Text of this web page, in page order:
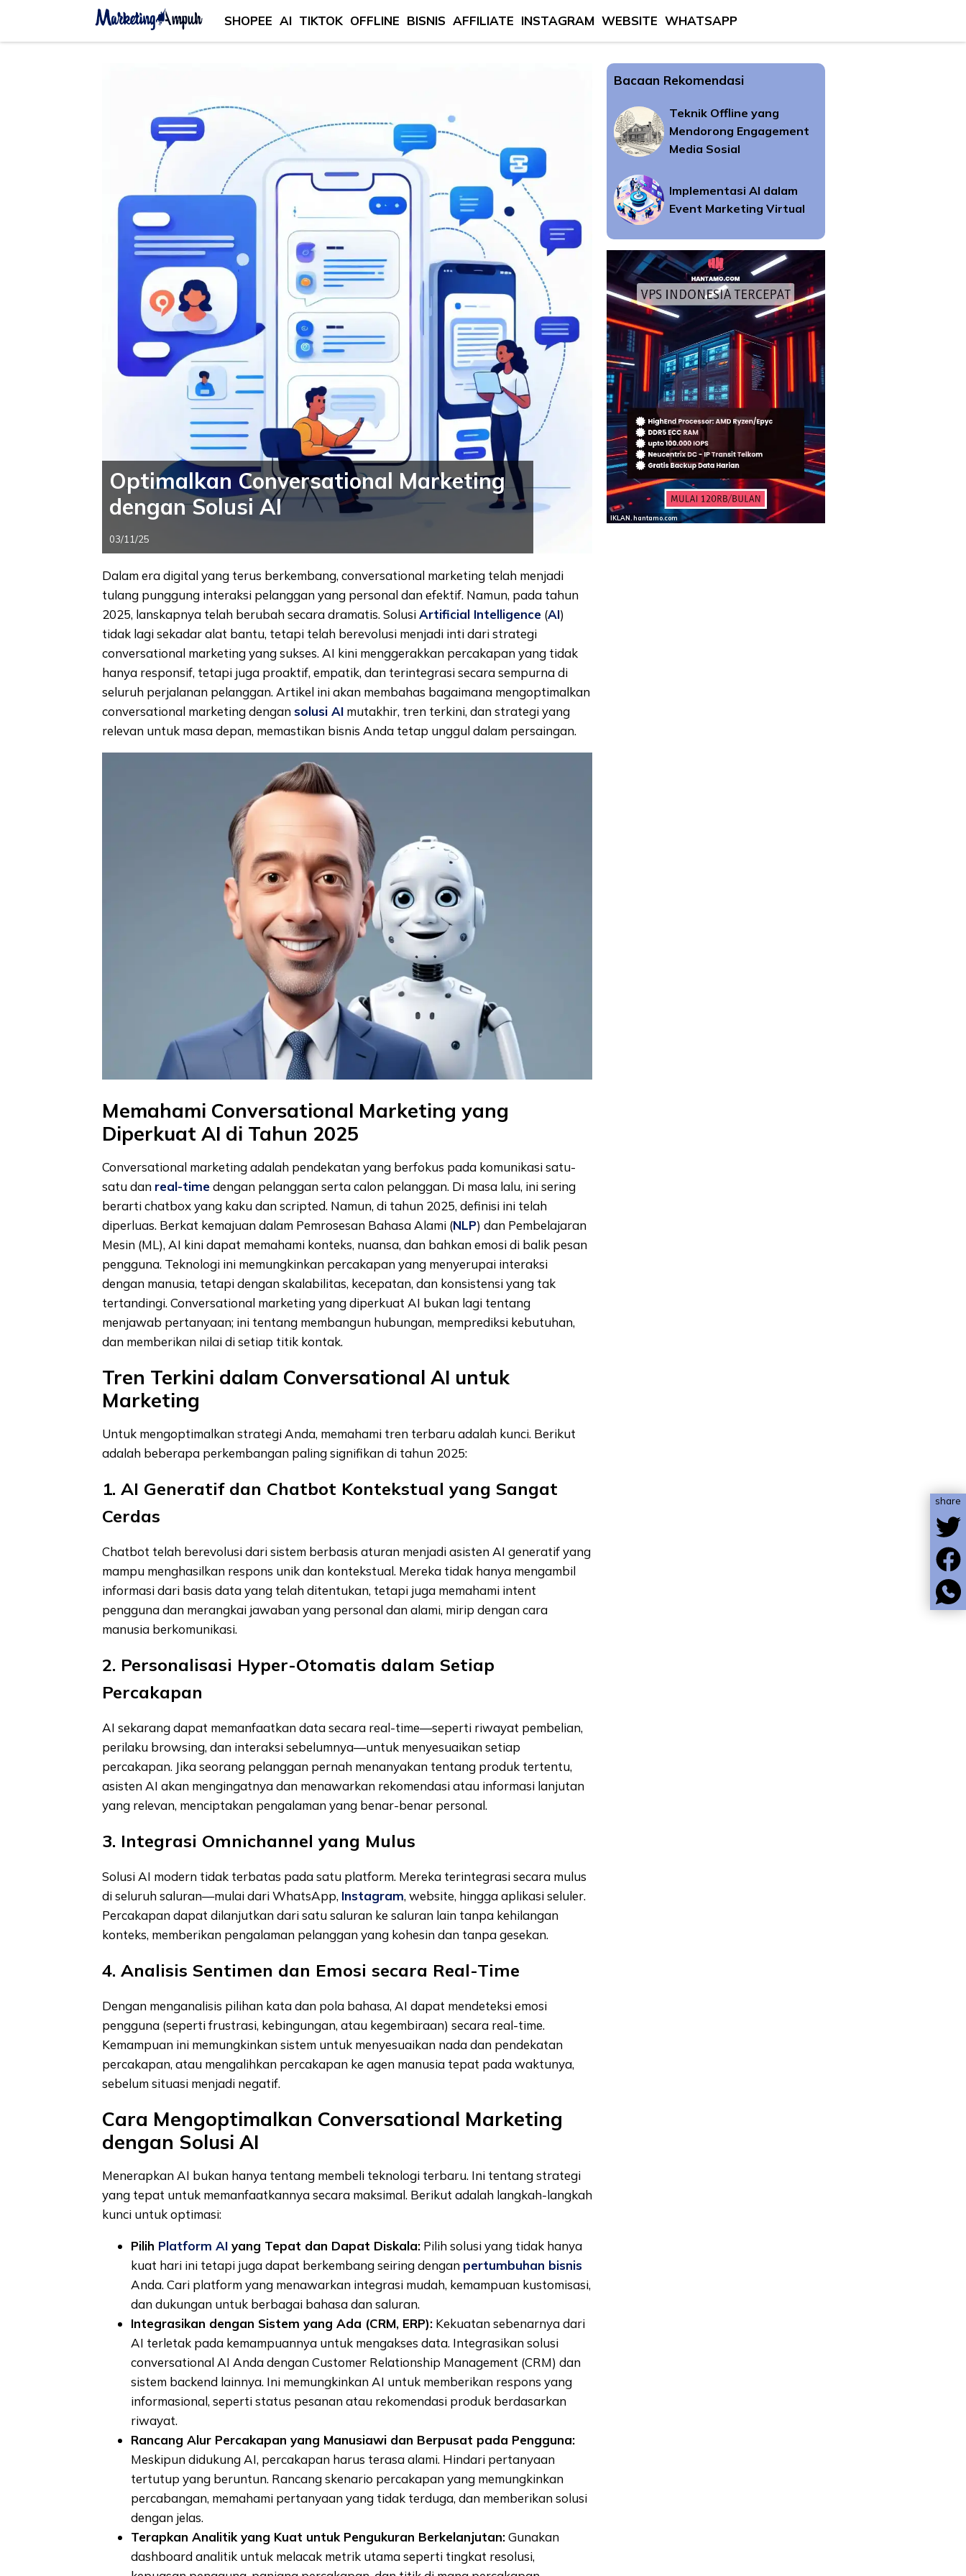
SHOPEE AI TIKTOK OFFLINE BISNIS AFFILIATE INSTAGRAM WEBSITE WHATSAPP
Optimalkan Conversational Marketing
dengan Solusi AI
03/11/25
Dalam era digital yang terus berkembang, conversational marketing telah menjadi
tulang punggung interaksi pelanggan yang personal dan efektif. Namun, pada tahun
2025, lanskapnya telah berubah secara dramatis. SolusiArtificial Intelligence (AI)
tidak lagi sekadar alat bantu, tetapi telah berevolusi menjadi inti dari strategi
conversational marketing yang sukses. AI kini menggerakkan percakapan yang tidak
hanya responsif, tetapi juga proaktif, empatik, dan terintegrasi secara sempurna di
seluruh perjalanan pelanggan. Artikel ini akan membahas bagaimana mengoptimalkan
conversational marketing dengansolusi AI mutakhir, tren terkini, dan strategi yang
relevan untuk masa depan, memastikan bisnis Anda tetap unggul dalam persaingan.
Memahami Conversational Marketing yang
Diperkuat AI di Tahun 2025
Conversational marketing adalah pendekatan yang berfokus pada komunikasi satu-
satu dan real-timedengan pelanggan serta calon pelanggan. Di masa lalu, ini sering
berarti chatbox yang kaku dan scripted. Namun, di tahun 2025, definisi ini telah
diperluas. Berkat kemajuan dalam Pemrosesan Bahasa Alami (NLP) dan Pembelajaran
Mesin (ML), AI kini dapat memahami konteks, nuansa, dan bahkan emosi di balik pesan
pengguna. Teknologi ini memungkinkan percakapan yang menyerupai interaksi
dengan manusia, tetapi dengan skalabilitas, kecepatan, dan konsistensi yang tak
tertandingi. Conversational marketing yang diperkuat AI bukan lagi tentang
menjawab pertanyaan; ini tentang membangun hubungan, memprediksi kebutuhan,
dan memberikan nilai di setiap titik kontak.
Tren Terkini dalam Conversational AI untuk
Marketing
Untuk mengoptimalkan strategi Anda, memahami tren terbaru adalah kunci. Berikut
adalah beberapa perkembangan paling signifikan di tahun 2025:
1. AI Generatif dan Chatbot Kontekstual yang Sangat
Cerdas
Chatbot telah berevolusi dari sistem berbasis aturan menjadi asisten AI generatif yang
mampu menghasilkan respons unik dan kontekstual. Mereka tidak hanya mengambil
informasi dari basis data yang telah ditentukan, tetapi juga memahami intent
pengguna dan merangkai jawaban yang personal dan alami, mirip dengan cara
manusia berkomunikasi.
2. Personalisasi Hyper-Otomatis dalam Setiap
Percakapan
AI sekarang dapat memanfaatkan data secara real-time—seperti riwayat pembelian,
perilaku browsing, dan interaksi sebelumnya—untuk menyesuaikan setiap
percakapan. Jika seorang pelanggan pernah menanyakan tentang produk tertentu,
asisten AI akan mengingatnya dan menawarkan rekomendasi atau informasi lanjutan
yang relevan, menciptakan pengalaman yang benar-benar personal.
3. Integrasi Omnichannel yang Mulus
Solusi AI modern tidak terbatas pada satu platform. Mereka terintegrasi secara mulus
di seluruh saluran—mulai dari WhatsApp, Instagram, website, hingga aplikasi seluler.
Percakapan dapat dilanjutkan dari satu saluran ke saluran lain tanpa kehilangan
konteks, memberikan pengalaman pelanggan yang kohesin dan tanpa gesekan.
4. Analisis Sentimen dan Emosi secara Real-Time
Dengan menganalisis pilihan kata dan pola bahasa, AI dapat mendeteksi emosi
pengguna (seperti frustrasi, kebingungan, atau kegembiraan) secara real-time.
Kemampuan ini memungkinkan sistem untuk menyesuaikan nada dan pendekatan
percakapan, atau mengalihkan percakapan ke agen manusia tepat pada waktunya,
sebelum situasi menjadi negatif.
Cara Mengoptimalkan Conversational Marketing
dengan Solusi AI
Menerapkan AI bukan hanya tentang membeli teknologi terbaru. Ini tentang strategi
yang tepat untuk memanfaatkannya secara maksimal. Berikut adalah langkah-langkah
kunci untuk optimasi:
Pilih Platform AI yang Tepat dan Dapat Diskala: Pilih solusi yang tidak hanya
kuat hari ini tetapi juga dapat berkembang seiring dengan pertumbuhan bisnis
Anda. Cari platform yang menawarkan integrasi mudah, kemampuan kustomisasi,
dan dukungan untuk berbagai bahasa dan saluran.
Integrasikan dengan Sistem yang Ada (CRM, ERP): Kekuatan sebenarnya dari
AI terletak pada kemampuannya untuk mengakses data. Integrasikan solusi
conversational AI Anda dengan Customer Relationship Management (CRM) dan
sistem backend lainnya. Ini memungkinkan AI untuk memberikan respons yang
informasional, seperti status pesanan atau rekomendasi produk berdasarkan
riwayat.
Rancang Alur Percakapan yang Manusiawi dan Berpusat pada Pengguna:
Meskipun didukung AI, percakapan harus terasa alami. Hindari pertanyaan
tertutup yang beruntun. Rancang skenario percakapan yang memungkinkan
percabangan, memahami pertanyaan yang tidak terduga, dan memberikan solusi
dengan jelas.
Terapkan Analitik yang Kuat untuk Pengukuran Berkelanjutan:Gunakan
dashboard analitik untuk melacak metrik utama seperti tingkat resolusi,
Bacaan Rekomendasi
Teknik Offline yang
Mendorong Engagement
Media Sosial
Implementasi AI dalam
Event Marketing Virtual
IKLAN. hantamo.com
share